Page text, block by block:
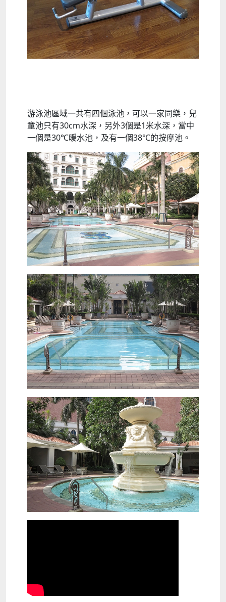
游泳池區域一共有四個泳池，可以一家同樂，兒
童池只有30cm水深，另外3個是1米水深，當中
一個是30℃暖水池，及有一個38℃的按摩池。